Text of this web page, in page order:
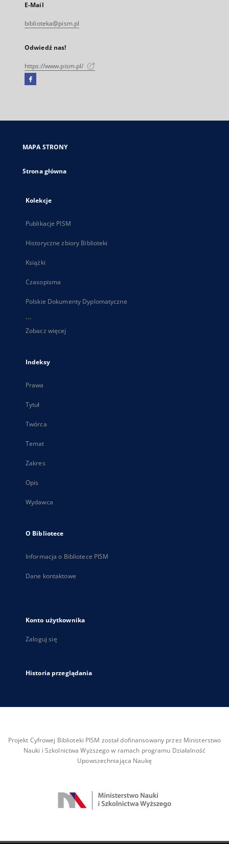
E-Mail
biblioteka@pism.pl
Odwiedź nas!
https://www.pism.pl/
Facebook
się
karcie
MAPA STRONY
Strona główna
Kolekcje
Publikacje PISM
Historyczne zbiory Biblioteki
Książki
Czasopisma
Polskie Dokumenty Dyplomatyczne
...
Zobacz więcej
Indeksy
Prawa
Tytuł
Twórca
Temat
Zakres
Opis
Wydawca
O Bibliotece
Informacja o Bibliotece PISM
Dane kontaktowe
Konto użytkownika
Zaloguj się
Historia przeglądania
Projekt Cyfrowej Biblioteki PISM został dofinansowany przez Ministerstwo
Nauki i Szkolnictwa Wyższego w ramach programu Działalność
Upowszechniająca Naukę